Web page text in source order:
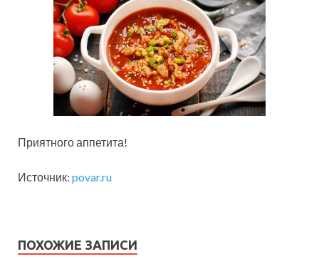
Приятного аппетита!
Источник: povar.ru
ПОХОЖИЕ ЗАПИСИ